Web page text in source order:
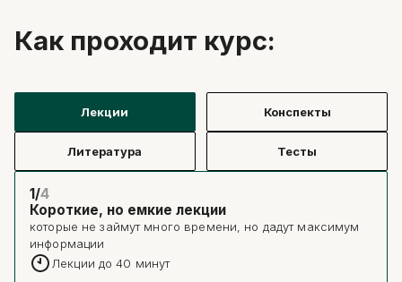
Как проходит курс:
Лекции Конспекты
Литература Тесты
1/4
Короткие, но емкие лекции
которые не займут много времени, но дадут максимум
информации
Лекции до 40 минут